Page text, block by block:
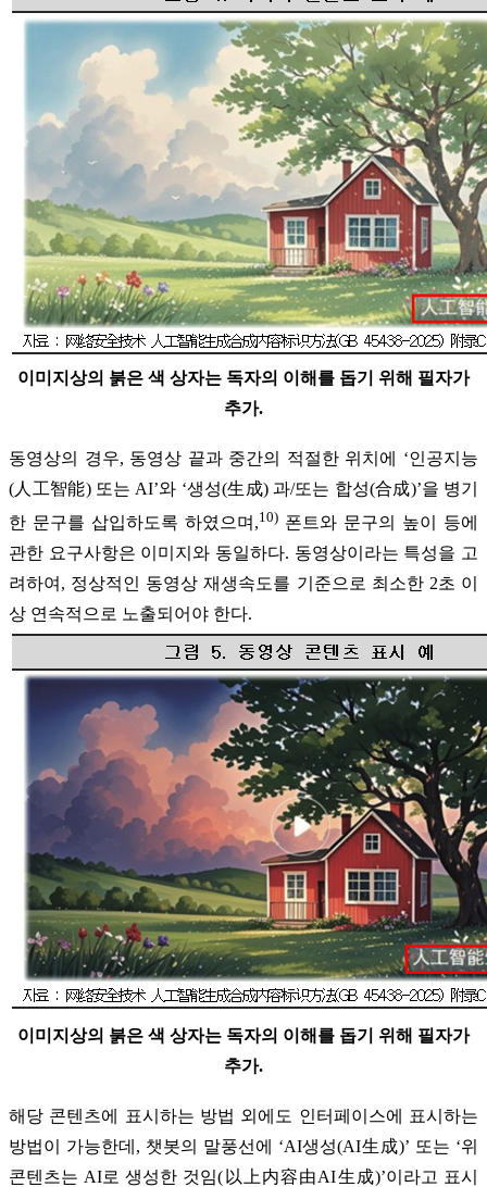
이미지상의 붉은 색 상자는 독자의 이해를 돕기 위해 필자가
추가.
동영상의 경우, 동영상 끝과 중간의 적절한 위치에 ‘인공지능
(人工智能) 또는 AI’와 ‘생성(生成) 과/또는 합성(合成)’을 병기
한 문구를 삽입하도록 하였으며,10) 폰트와 문구의 높이 등에
관한 요구사항은 이미지와 동일하다. 동영상이라는 특성을 고
려하여, 정상적인 동영상 재생속도를 기준으로 최소한 2초 이
상 연속적으로 노출되어야 한다.
이미지상의 붉은 색 상자는 독자의 이해를 돕기 위해 필자가
추가.
해당 콘텐츠에 표시하는 방법 외에도 인터페이스에 표시하는
방법이 가능한데, 챗봇의 말풍선에 ‘AI생성(AI生成)’ 또는 ‘위
콘텐츠는 AI로 생성한 것임(以上内容由AI生成)’이라고 표시